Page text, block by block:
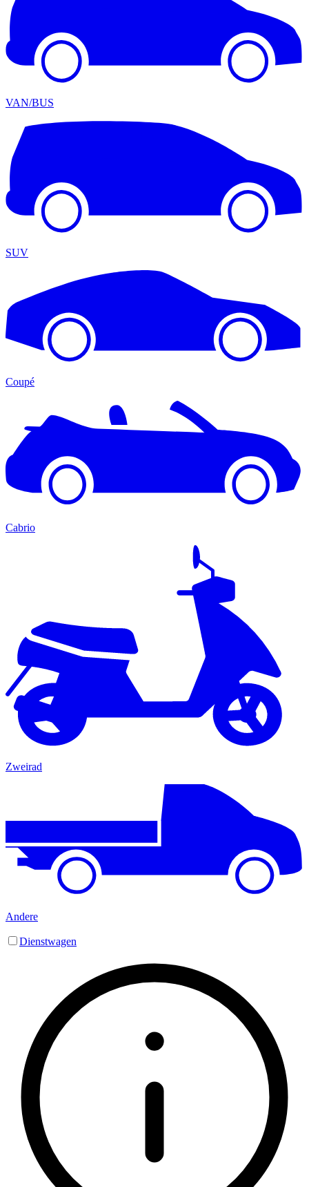
VAN/BUS
SUV
Coupé
Cabrio
Zweirad
Andere
Dienstwagen